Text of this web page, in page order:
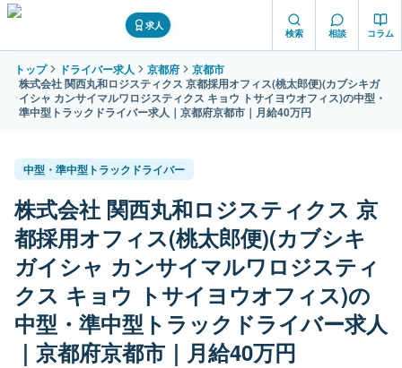
求人
検索 相談 コラム
トップ ドライバー求人 京都府
京都市
株式会社 関西丸和ロジスティクス 京都採用オフィス(桃太郎便)(カブシキガ
イシャ カンサイマルワロジスティクス キョウ トサイヨウオフィス)の中型・
準中型トラックドライバー求人｜京都府京都市｜月給40万円
中型・準中型トラックドライバー
株式会社 関西丸和ロジスティクス 京
都採用オフィス(桃太郎便)(カブシキ
ガイシャ カンサイマルワロジスティ
クス キョウ トサイヨウオフィス)の
中型・準中型トラックドライバー求人
｜京都府京都市｜月給40万円